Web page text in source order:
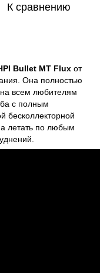
К сравнению
Bullet MT Flux от
Она полностью
всем любителям
с полным
бесколлекторной
летать по любым